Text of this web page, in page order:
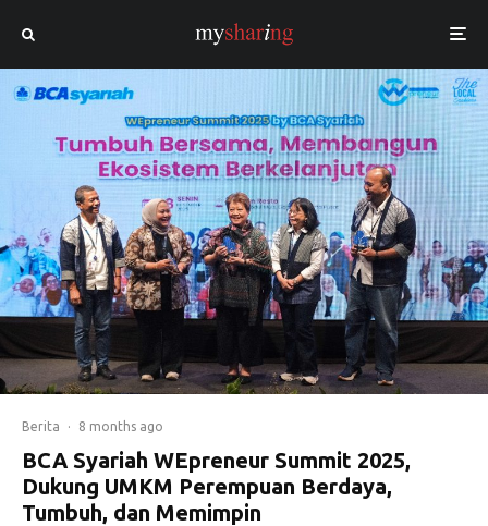
Berita · 8 months ago
BCA Syariah WEpreneur Summit 2025,
Dukung UMKM Perempuan Berdaya,
Tumbuh, dan Memimpin